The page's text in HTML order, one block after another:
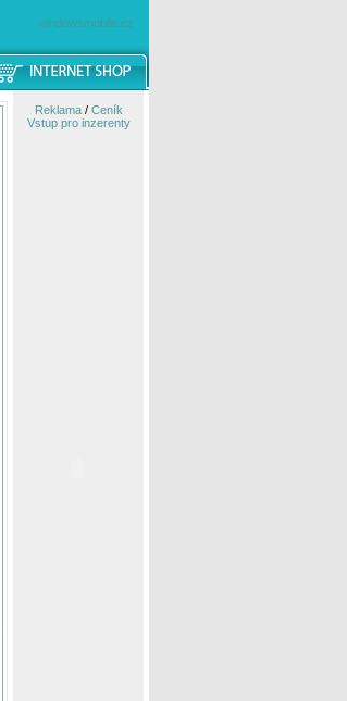
windowsmobile.cz
Reklama/ Ceník
Vstup pro inzerenty